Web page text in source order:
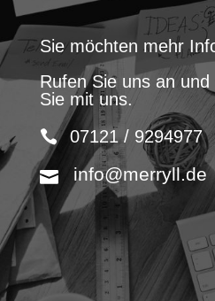
Sie möchten mehr
Rufen Sie uns an und
Sie mit uns.
07121 / 9294977
info@merryll.de